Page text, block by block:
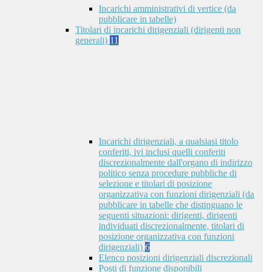
Incarichi amministrativi di vertice (da
pubblicare in tabelle)
Titolari di incarichi dirigenziali (dirigenti non
generali) 11
Incarichi dirigenziali, a qualsiasi titolo
conferiti, ivi inclusi quelli conferiti
discrezionalmente dall'organo di indirizzo
politico senza procedure pubbliche di
selezione e titolari di posizione
organizzativa con funzioni dirigenziali (da
pubblicare in tabelle che distinguano le
seguenti situazioni: dirigenti, dirigenti
individuati discrezionalmente, titolari di
posizione organizzativa con funzioni
dirigenziali) 6
Elenco posizioni dirigenziali discrezionali
Posti di funzione disponibili